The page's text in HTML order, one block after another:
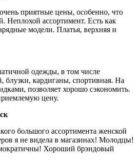
приятные цены, особенно, что
Неплохой ассортимент. Есть как
модели. Платья, верхняя и
одежды, в том числе
блузки, кардиганы, спортивная. На
позволяет хорошо сэкономить.
цену.
большого ассортимента женской
я не видела в магазинах! Молодцы!
Хороший брэндовый